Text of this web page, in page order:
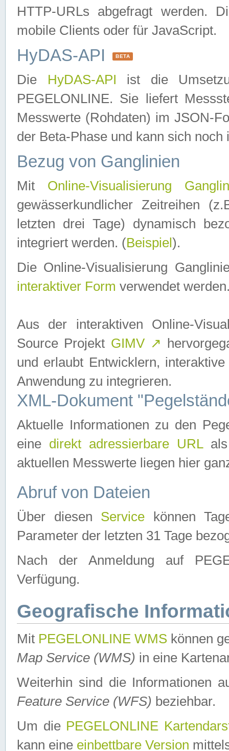
HTTP-URLs abgefragt werden.
mobile Clients oder für JavaScript.
HyDAS-API BETA
Die HyDAS-API ist die
PEGELONLINE. Sie liefert
Messwerte (Rohdaten) im JSON-
der Beta-Phase und kann sich noch
Bezug von Ganglinien
Mit Online-Visualisierung
gewässerkundlicher Zeitreihen
letzten drei Tage) dynamisch
integriert werden. (Beispiel ).
Die Online-Visualisierung
interaktiver Form verwendet
Aus der interaktiven Online-
Source Projekt GIMV ↗
und erlaubt Entwicklern,
Anwendung zu integrieren.
XML-Dokument
Aktuelle Informationen zu den
eine direkt adressierbare URLals
aktuellen Messwerte liegen hier
Abruf von Dateien
Über diesen Service können
Parameter der letzten 31 Tage
Nach der Anmeldung auf
Verfügung.
Geografische
Mit PEGELONLINE WMS können
Map Service (WMS) in eine
Weiterhin sind die Informationen
Feature Service (WFS) beziehbar.
Um die PEGELONLINE
kann eine einbettbare Version